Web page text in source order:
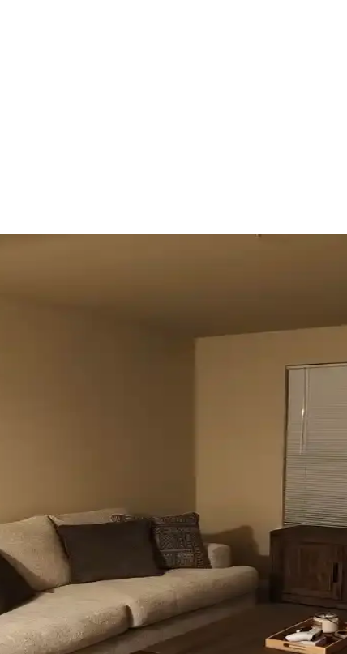
ve pencere filmleri gibi işlevsel ve estetik perde seçenekleri
renk ve dekorasyon uyumu, kişisel tercihlerle dengelenerek
Dekorasyon İpuçlarıyla Atmosferi Yenileme
mobilya düzenlemeleriyle nasıl geliştirebileceğinizi anlatan
ile Jaluzi Seçenekleri
kullanım alışkanlıkları ve dekorasyon tarzı önemlidir.
İçin Estetik ve Fonksiyonel Rehber
çubuğu seçimi, estetik ve fonksiyonel açıdan mekanın